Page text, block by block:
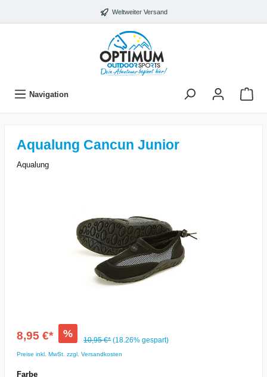
Weltweiter Versand
Navigation
Aqualung Cancun Junior
Aqualung
8,95 €* %
10,95 €* (18.26% gespart)
Preise inkl. MwSt. zzgl. Versandkosten
Farbe